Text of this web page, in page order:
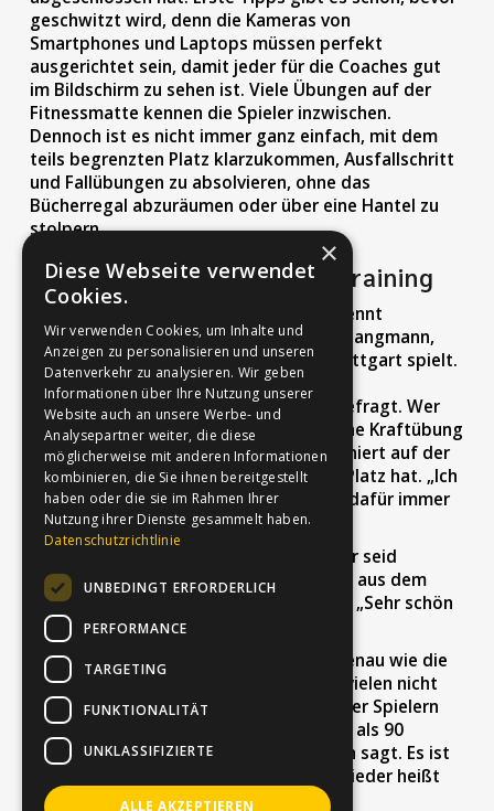
geschwitzt wird, denn die Kameras von
Smartphones und Laptops müssen perfekt
ausgerichtet sein, damit jeder für die Coaches gut
im Bildschirm zu sehen ist. Viele Übungen auf der
Fitnessmatte kennen die Spieler inzwischen.
Dennoch ist es nicht immer ganz einfach, mit dem
teils begrenzten Platz klarzukommen, Ausfallschritt
und Fallübungen zu absolvieren, ohne das
Bücherregal abzuräumen oder über eine Hantel zu
stolpern.
Freude am gemeinsamen Training
„Bis jetzt hat es immer gepasst. Man kennt
schließlich sein eigenes Zimmer“, sagt Fangmann,
der für den Deutschen Meister MTV Stuttgart spielt.
Ohnehin sind beim Training daheim
Anpassungsfähigkeit und Flexibilität gefragt. Wer
keine Hanteln besitzt, absolviert manche Kraftübung
mit gefüllten Wasserflaschen. Nick trainiert auf der
Terrasse – nicht nur, weil er dort mehr Platz hat. „Ich
spiele Fußball, seit ich vier bin und war dafür immer
draußen“, macht er deutlich.
Der Einsatz zahlt sich aus. „Good Job! Ihr seid
Maschinen!“, tönt es vom Athletikcoach aus dem
Lautsprecher. Und Mania ruft ins Mikro: „Sehr schön
Männer, bleibt dran!“
Diese Worte motivieren, hallen nach. Genau wie die
Freude am gemeinsamen Training, die vielen nicht
ganz ernst gemeinten Kommentare unter Spielern
und Verantwortlichen. „Es ist also mehr als 90
Minuten Fitnesstraining“, wie Fangmann sagt. Es ist
eine gute Brücke in die Zeit, in der es wieder heißt
Fußballcourt statt Bügelzimmer.
×
Diese Webseite verwendet
Cookies.
Wir verwenden Cookies, um Inhalte und
Anzeigen zu personalisieren und unseren
Datenverkehr zu analysieren. Wir geben
Informationen über Ihre Nutzung unserer
Website auch an unsere Werbe- und
Analysepartner weiter, die diese
möglicherweise mit anderen Informationen
kombinieren, die Sie ihnen bereitgestellt
haben oder die sie im Rahmen Ihrer
Nutzung ihrer Dienste gesammelt haben.
Datenschutzrichtlinie
UNBEDINGT ERFORDERLICH
PERFORMANCE
TARGETING
FUNKTIONALITÄT
UNKLASSIFIZIERTE
ALLE AKZEPTIEREN